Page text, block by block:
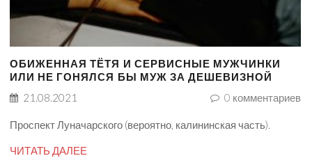
ОБИЖЕННАЯ ТЁТЯ И СЕРВИСНЫЕ МУЖЧИНКИ
ИЛИ НЕ ГОНЯЛСЯ БЫ МУЖ ЗА ДЕШЕВИЗНОЙ
21.08.2021
0 комментариев
Проспект Луначарского (вероятно, калининская часть).
ЧИТАТЬ ДАЛЕЕ